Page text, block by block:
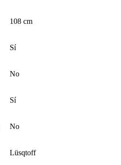
108 cm
Sí
No
Sí
No
Lüsqtoff